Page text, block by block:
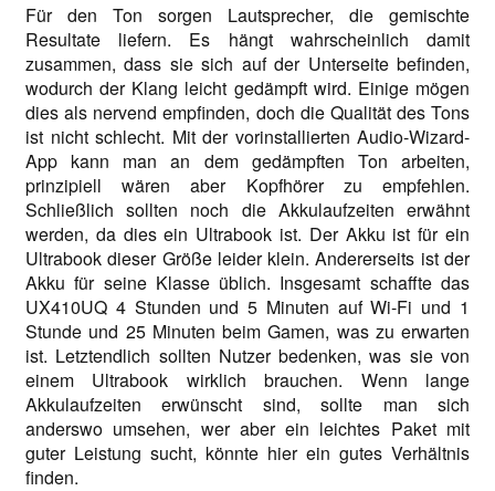
Für den Ton sorgen Lautsprecher, die gemischte
Resultate liefern. Es hängt wahrscheinlich damit
zusammen, dass sie sich auf der Unterseite befinden,
wodurch der Klang leicht gedämpft wird. Einige mögen
dies als nervend empfinden, doch die Qualität des Tons
ist nicht schlecht. Mit der vorinstallierten Audio-Wizard-
App kann man an dem gedämpften Ton arbeiten,
prinzipiell wären aber Kopfhörer zu empfehlen.
Schließlich sollten noch die Akkulaufzeiten erwähnt
werden, da dies ein Ultrabook ist. Der Akku ist für ein
Ultrabook dieser Größe leider klein. Andererseits ist der
Akku für seine Klasse üblich. Insgesamt schaffte das
UX410UQ 4 Stunden und 5 Minuten auf Wi-Fi und 1
Stunde und 25 Minuten beim Gamen, was zu erwarten
ist. Letztendlich sollten Nutzer bedenken, was sie von
einem Ultrabook wirklich brauchen. Wenn lange
Akkulaufzeiten erwünscht sind, sollte man sich
anderswo umsehen, wer aber ein leichtes Paket mit
guter Leistung sucht, könnte hier ein gutes Verhältnis
finden.